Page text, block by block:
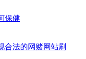
保健
合法的网赌网站刷